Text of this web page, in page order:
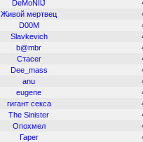
DeMoNIlJ
Живой мертвец
D00M
Slavkevich
b@mbr
Стасег
Dee_mass
anu
eugene
гигант секса
The Sinister
Опохмел
Гарег